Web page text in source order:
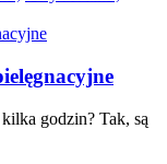
godzin? Tak, są